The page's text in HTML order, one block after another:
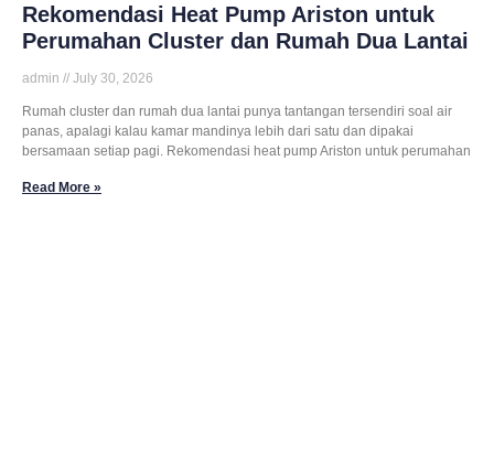
Rekomendasi Heat Pump Ariston untuk
Perumahan Cluster dan Rumah Dua Lantai
admin July 30, 2026
Rumah cluster dan rumah dua lantai punya tantangan tersendiri soal air
panas, apalagi kalau kamar mandinya lebih dari satu dan dipakai
bersamaan setiap pagi. Rekomendasi heat pump Ariston untuk perumahan
Read More »